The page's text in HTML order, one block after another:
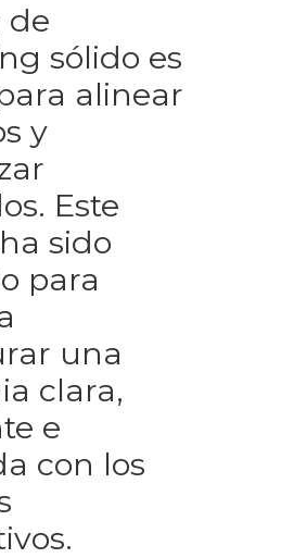
de
sólido es
alinear
y
Este
sido
para
una
clara,
e
con los